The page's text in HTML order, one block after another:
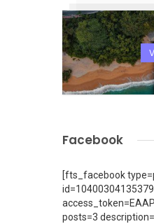
Facebook
[fts_facebook
posts=3